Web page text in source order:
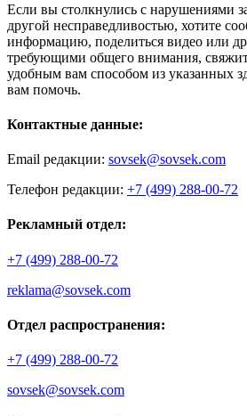
Если вы столкнулись с нарушениями
другой несправедливостью, хотите
информацию, поделиться видео или
требующими общего внимания,
удобным вам способом из указанных
вам помочь.
Контактные данные:
Email редакции: sovsek@sovsek.com
Телефон редакции: +7 (499) 288-00-72
Рекламный отдел:
+7 (499) 288-00-72
reklama@sovsek.com
Отдел распространения:
+7 (499) 288-00-72
sovsek@sovsek.com